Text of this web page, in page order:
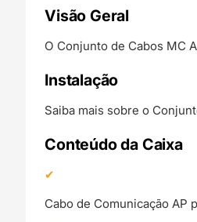
Visão Geral
O Conjunto de Cabos MC
Instalação
Saiba mais sobre o
Conteúdo da Caixa
Cabo de Comunicação AP